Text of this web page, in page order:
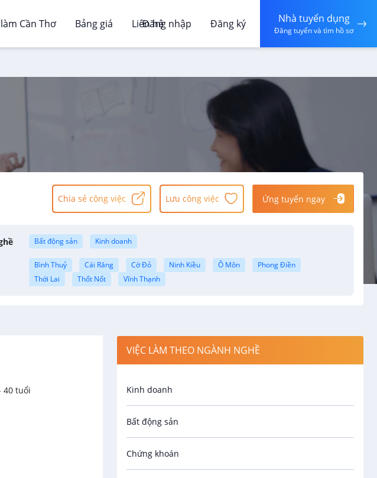
Cần Thơ Bảng giá Liên hệ
Đăng nhập Đăng ký Nhà tuyển dụng
Đăng tuyển và tìm hồ sơ
Chia sẻ công việc Lưu công việc Ứng tuyển ngay
Bất động sản Kinh doanh
Bình Thuỷ Cái Răng Cờ Đỏ Ninh Kiều Ô Môn
Phong Điền
Thới Lai
Thốt Nốt Vĩnh Thạnh
40 tuổi
VIỆC LÀM THEO NGÀNH NGHỀ
Kinh doanh
Bất động sản
Chứng khoán